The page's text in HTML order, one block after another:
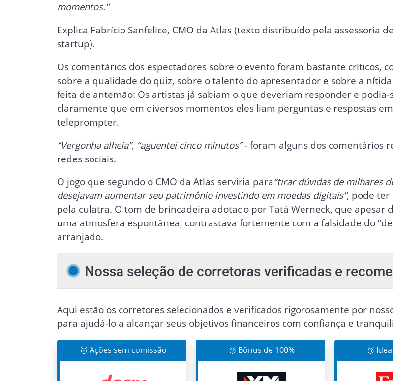
momentos."
Explica Fabrício Sanfelice, CMO da Atlas (texto distribuído pela assessoria
startup).
Os comentários dos espectadores sobre o evento foram bastante críticos,
sobre a qualidade do quiz, sobre o talento do apresentador e sobre a
feita de antemão: Os artistas já sabiam o que deveriam responder e podia-
claramente que em diversos momentos eles liam perguntas e respostas
teleprompter.
“Vergonha alheia”, “aguentei cinco minutos”- foram alguns dos comentários
redes sociais.
O jogo que segundo o CMO da Atlas serviria para“tirar dúvidas de milhares
desejavam aumentar seu patrimônio investindo em moedas digitais", pode ter
pela culatra. O tom de brincadeira adotado por Tatá Werneck, que apesar
uma atmosfera espontânea, contrastava fortemente com a falsidade do
arranjado.
Nossa seleção de corretoras verificadas e
Aqui estão os corretores selecionados e verificados rigorosamente por
para ajudá-lo a alcançar seus objetivos financeiros com confiança e
🥇 Ações sem comissão 🥈 Bônus de 100% 🥉